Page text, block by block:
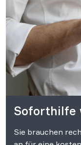
Soforthilfe
Sie brauchen